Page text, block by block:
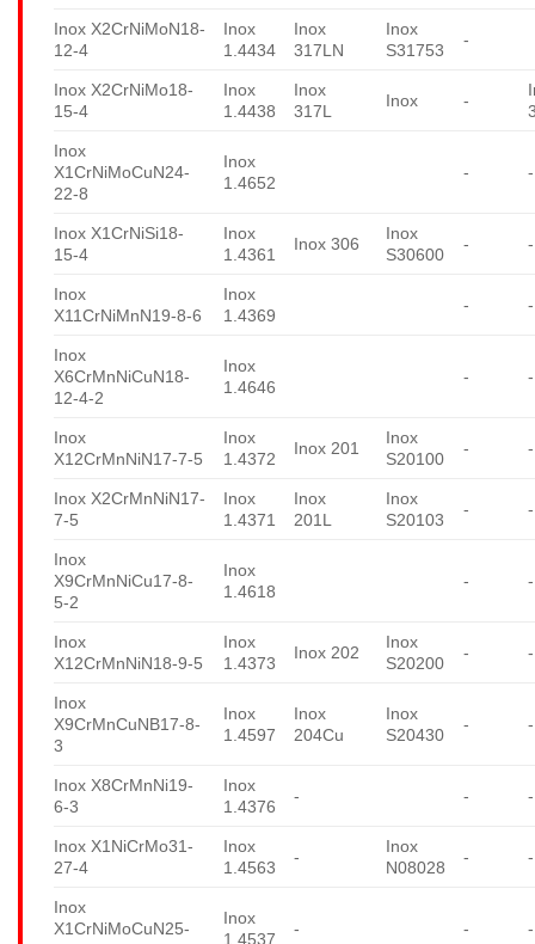
Inox X2CrNiMoN18-
12-4
Inox
1.4434
Inox
317LN
Inox
S31753
-
Inox X2CrNiMo18-
15-4
Inox
1.4438
Inox
317L
Inox -
Inox
X1CrNiMoCuN24-
22-8
Inox
1.4652
- -
Inox X1CrNiSi18-
15-4
Inox
1.4361
Inox 306
Inox
S30600
- -
Inox
X11CrNiMnN19-8-6
Inox
1.4369
- -
Inox
X6CrMnNiCuN18-
12-4-2
Inox
1.4646
- -
Inox
X12CrMnNiN17-7-5
Inox
1.4372
Inox 201
Inox
S20100
- -
Inox X2CrMnNiN17-
7-5
Inox
1.4371
Inox
201L
Inox
S20103
- -
Inox
X9CrMnNiCu17-8-
5-2
Inox
1.4618
- -
Inox
X12CrMnNiN18-9-5
Inox
1.4373
Inox 202
Inox
S20200
- -
Inox
X9CrMnCuNB17-8-
3
Inox
1.4597
Inox
204Cu
Inox
S20430
- -
Inox X8CrMnNi19-
6-3
Inox
1.4376
- - -
Inox X1NiCrMo31-
27-4
Inox
1.4563
-
Inox
N08028
- -
Inox
X1CrNiMoCuN25-
Inox
1.4537
- - -